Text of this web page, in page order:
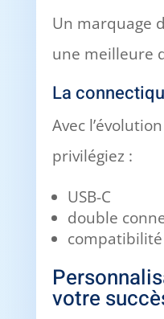
Un marquage
une meilleure
La
Avec
privilégiez :
USB-C
double
votre